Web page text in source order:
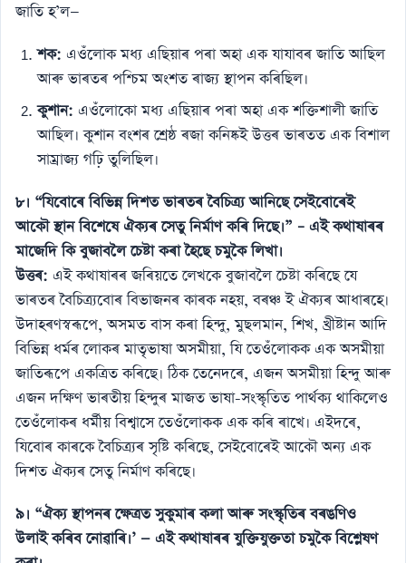
জাতি হ’ল—
শক: এওঁলোক মধ্য এছিয়াৰ পৰা অহা এক যাযাবৰ জাতি আছিল
আৰু ভাৰতৰ পশ্চিম অংশত ৰাজ্য স্থাপন কৰিছিল।
কুশান: এওঁলোকো মধ্য এছিয়াৰ পৰা অহা এক শক্তিশালী জাতি
আছিল। কুশান বংশৰ শ্ৰেষ্ঠ ৰজা কনিষ্কই উত্তৰ ভাৰতত এক বিশাল
সাম্ৰাজ্য গঢ়ি তুলিছিল।
৮। “যিবোৰে বিভিন্ন দিশত ভাৰতৰ বৈচিত্ৰ্য আনিছে সেইবোৰেই
আকৌ স্থান বিশেষে ঐক্যৰ সেতু নিৰ্মাণ কৰি দিছে।” – এই কথাষাৰৰ
মাজেদি কি বুজাবলৈ চেষ্টা কৰা হৈছে চমুকৈ লিখা।
উত্তৰ: এই কথাষাৰৰ জৰিয়তে লেখকে বুজাবলৈ চেষ্টা কৰিছে যে
ভাৰতৰ বৈচিত্ৰ্যবোৰ বিভাজনৰ কাৰক নহয়, বৰঞ্চ ই ঐক্যৰ আধাৰহে।
উদাহৰণস্বৰূপে, অসমত বাস কৰা হিন্দু, মুছলমান, শিখ, খ্ৰীষ্টান আদি
বিভিন্ন ধৰ্মৰ লোকৰ মাতৃভাষা অসমীয়া, যি তেওঁলোকক এক অসমীয়া
জাতিৰূপে একত্ৰিত কৰিছে। ঠিক তেনেদৰে, এজন অসমীয়া হিন্দু আৰু
এজন দক্ষিণ ভাৰতীয় হিন্দুৰ মাজত ভাষা-সংস্কৃতিত পাৰ্থক্য থাকিলেও
তেওঁলোকৰ ধৰ্মীয় বিশ্বাসে তেওঁলোকক এক কৰি ৰাখে। এইদৰে,
যিবোৰ কাৰকে বৈচিত্ৰ্যৰ সৃষ্টি কৰিছে, সেইবোৰেই আকৌ অন্য এক
দিশত ঐক্যৰ সেতু নিৰ্মাণ কৰিছে।
৯। “ঐক্য স্থাপনৰ ক্ষেত্ৰত সুকুমাৰ কলা আৰু সংস্কৃতিৰ বৰঙণিও
উলাই কৰিব নোৱাৰি।’ — এই কথাষাৰৰ যুক্তিযুক্ততা চমুকৈ বিশ্লেষণ